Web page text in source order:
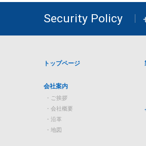
Security Policy
トップページ
会社案内
ご挨拶
会社概要
沿革
地図